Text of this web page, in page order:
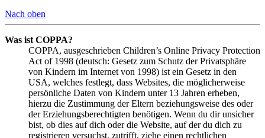
Nach oben
Was ist COPPA?
COPPA, ausgeschrieben Children’s Online Privacy Protection
Act of 1998 (deutsch: Gesetz zum Schutz der Privatsphäre
von Kindern im Internet von 1998) ist ein Gesetz in den
USA, welches festlegt, dass Websites, die möglicherweise
persönliche Daten von Kindern unter 13 Jahren erheben,
hierzu die Zustimmung der Eltern beziehungsweise des oder
der Erziehungsberechtigten benötigen. Wenn du dir unsicher
bist, ob dies auf dich oder die Website, auf der du dich zu
registrieren versuchst, zutrifft, ziehe einen rechtlichen